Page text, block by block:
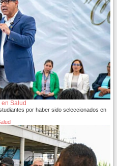
Salud
por haber sido seleccionados en